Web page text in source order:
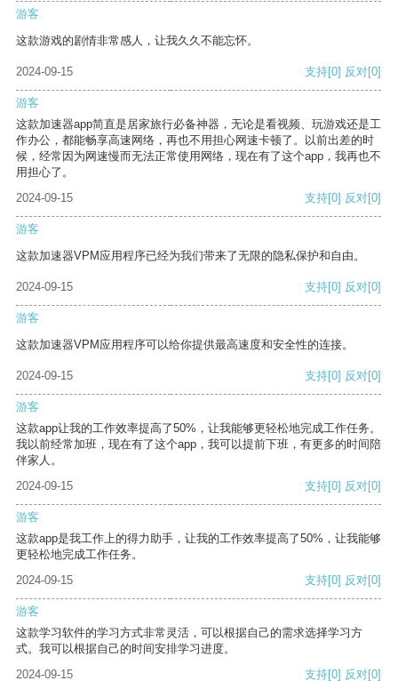
游客
这款游戏的剧情非常感人，让我久久不能忘怀。
2024-09-15 支持[0] 反对[0]
游客
这款加速器app简直是居家旅行必备神器，无论是看视频、玩游戏还是工
作办公，都能畅享高速网络，再也不用担心网速卡顿了。以前出差的时
候，经常因为网速慢而无法正常使用网络，现在有了这个app，我再也不
用担心了。
2024-09-15
支持[0] 反对[0]
游客
这款加速器VPM应用程序已经为我们带来了无限的隐私保护和自由。
2024-09-15 支持[0] 反对[0]
游客
这款加速器VPM应用程序可以给你提供最高速度和安全性的连接。
2024-09-15 支持[0] 反对[0]
游客
这款app让我的工作效率提高了50%，让我能够更轻松地完成工作任务。
我以前经常加班，现在有了这个app，我可以提前下班，有更多的时间陪
伴家人。
2024-09-15
支持[0] 反对[0]
游客
这款app是我工作上的得力助手，让我的工作效率提高了50%，让我能够
更轻松地完成工作任务。
2024-09-15
支持[0] 反对[0]
游客
这款学习软件的学习方式非常灵活，可以根据自己的需求选择学习方
式。我可以根据自己的时间安排学习进度。
2024-09-15
支持[0] 反对[0]